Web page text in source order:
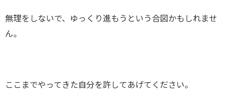
無理をしないで、ゆっくり進もうという合図かもしれませ
ん。
ここまでやってきた自分を許してあげてください。